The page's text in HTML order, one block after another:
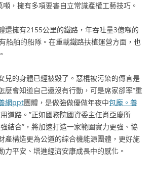
，擁有多項要害自立常識產權工藝技巧。
還擁有2155公里的鐵路，年吞吐量3億噸的
船舶的船隊。在重載鐵路扶植運營方面，也
兒的身體已經被毀了。惡棍被污染的傳言是
麼會知道自己還沒有行動，可是席家卻率“重
網ppt團體，是做強做優做年夜中包龐。養
道路。”正如國務院國資委主任肖亞慶所
結合”，將加速打造一家範圍實力更強、協
產構造更為公道的綜合機能源團體，更好施
力平安、增進經濟安康成長中的感化。